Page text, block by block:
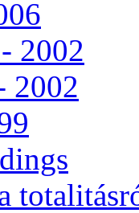
2002
2002